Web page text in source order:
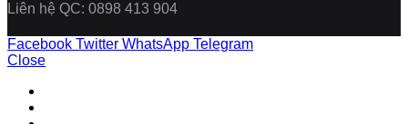
Liên hệ QC: 0898 413 904
Facebook Twitter WhatsApp Telegram
Close